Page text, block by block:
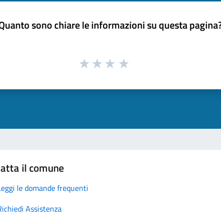
sono chiare le informazioni su questa
il comune
le domande frequenti
Assistenza